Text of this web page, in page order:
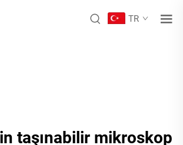
TR
taşınabilir mikroskop